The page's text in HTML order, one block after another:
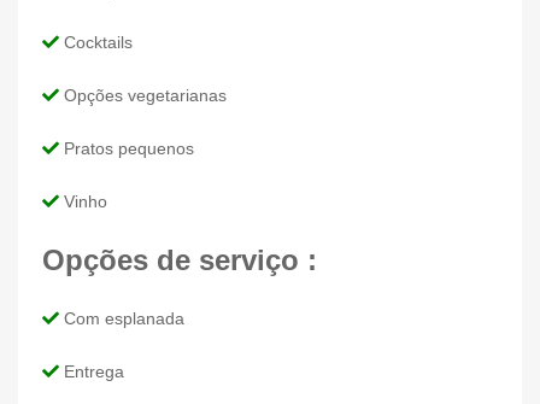
Cocktails
Opções vegetarianas
Pratos pequenos
Vinho
Opções de serviço :
Com esplanada
Entrega